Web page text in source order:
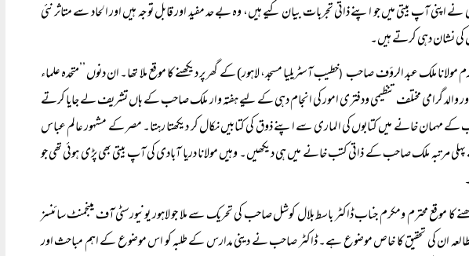
نے اپنی آپ بیتی میں جو اپنے ذاتی تجربات بیان کیے ہیں، وہ بے حد مفید اور قابل توجہ ہیں اور الحاد سے متاثر نئی
کی نشان دہی کرتے ہیں۔
مولانا ملک عبد الرؤف صاحب (خطیب آسٹریلیا مسجد، لاہور) کے گھر پر دیکھنے کا موقع ملا تھا۔ ان دنوں ’’متحدہ علماء
والد گرامی مختلف تنظیمی ودفتری امور کی انجام دہی کے لیے ہفتہ وار ملک صاحب کے ہاں تشریف لے جایا کرتے
کے مہمان خانے میں کتابوں کی الماری سے اپنے ذوق کی کتابیں نکال کر دیکھتا رہتا۔ مصر کے مشہور عالم عباس
پہلی مرتبہ ملک صاحب کے ذاتی کتب خانے میں ہی دیکھیں۔ وہیں مولانا دریا آبادی کی آپ بیتی بھی پڑی ہوئی تھی جو
موقع محترم ومکرم جناب ڈاکٹر باسط بلال کوشل صاحب کی تحریک سے ملا جو لاہور یونیورسٹی آف مینجمنٹ سائنسز
مطالعہ ان کی تحقیق کا خاص موضوع ہے۔ ڈاکٹر صاحب نے دینی مدارس کے طلبہ کو اس موضوع کے اہم مباحث اور